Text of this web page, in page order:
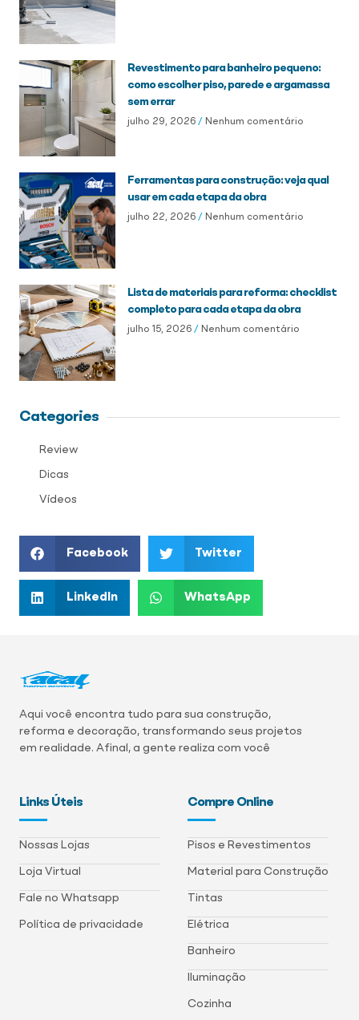
Revestimento para banheiro pequeno:
como escolher piso, parede e argamassa
sem errar
julho 29, 2026 Nenhum comentário
Ferramentas para construção: veja qual
usar em cada etapa da obra
julho 22, 2026 Nenhum comentário
Lista de materiais para reforma: checklist
completo para cada etapa da obra
julho 15, 2026 Nenhum comentário
Categories
Review
Dicas
Vídeos
Facebook Twitter
LinkedIn WhatsApp
Aqui você encontra tudo para sua construção,
reforma e decoração, transformando seus projetos
em realidade. Afinal, a gente realiza com você
Links Úteis
Nossas Lojas
Loja Virtual
Fale no Whatsapp
Política de privacidade
Compre Online
Pisos e Revestimentos
Material para Construção
Tintas
Elétrica
Banheiro
Iluminação
Cozinha